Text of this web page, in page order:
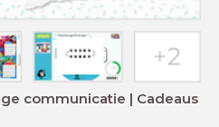
communicatie | Cadeaus